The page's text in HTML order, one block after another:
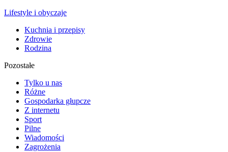
Lifestyle i obyczaje
Kuchnia i przepisy
Zdrowie
Rodzina
Pozostałe
Tylko u nas
Różne
Gospodarka głupcze
Z internetu
Sport
Pilne
Wiadomości
Zagrożenia